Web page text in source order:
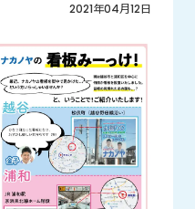
2021年04月12日